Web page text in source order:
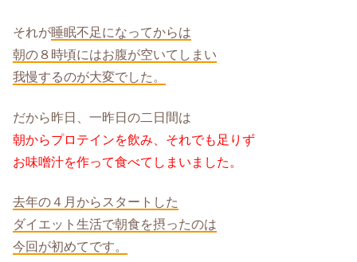
それが睡眠不足になってからは
朝の８時頃にはお腹が空いてしまい
我慢するのが大変でした。
だから昨日、一昨日の二日間は
朝からプロテインを飲み、それでも足りず
お味噌汁を作って食べてしまいました。
去年の４月からスタートした
ダイエット生活で朝食を摂ったのは
今回が初めてです。